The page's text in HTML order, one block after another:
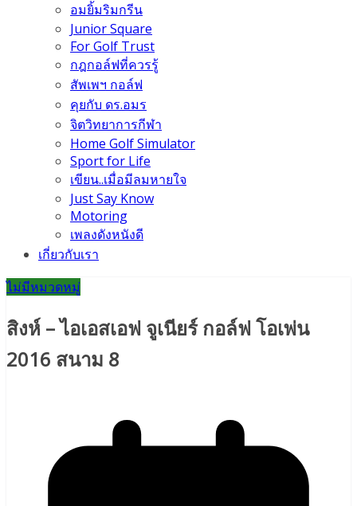
อมยิ้มริมกรีน
Junior Square
For Golf Trust
กฎกอล์ฟที่ควรรู้
สัพเพฯ กอล์ฟ
คุยกับ ดร.อมร
จิตวิทยาการกีฬา
Home Golf Simulator
Sport for Life
เขียน..เมื่อมีลมหายใจ
Just Say Know
Motoring
เพลงดังหนังดี
เกี่ยวกับเรา
ไม่มีหมวดหมู่
สิงห์ – ไอเอสเอฟ จูเนียร์ กอล์ฟ โอเพ่น
2016 สนาม 8